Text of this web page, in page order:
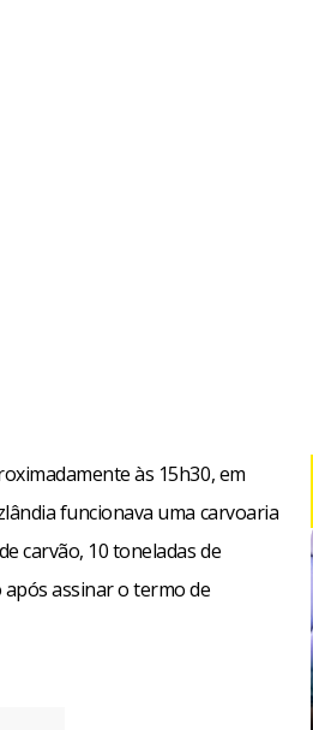
às 15h30, em
funcionava uma carvoaria
carvão, 10 toneladas de
assinar o termo de